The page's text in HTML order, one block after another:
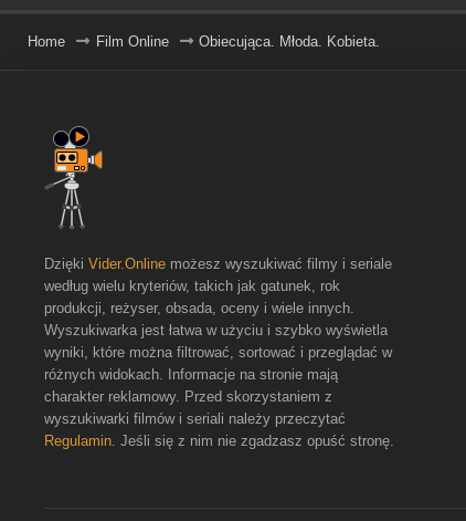
Home Film Online Obiecująca. Młoda. Kobieta.
Dzięki Vider.Online możesz wyszukiwać filmy i seriale
według wielu kryteriów, takich jak gatunek, rok
produkcji, reżyser, obsada, oceny i wiele innych.
Wyszukiwarka jest łatwa w użyciu i szybko wyświetla
wyniki, które można filtrować, sortować i przeglądać w
różnych widokach. Informacje na stronie mają
charakter reklamowy. Przed skorzystaniem z
wyszukiwarki filmów i seriali należy przeczytać
Regulamin. Jeśli się z nim nie zgadzasz opuść stronę.